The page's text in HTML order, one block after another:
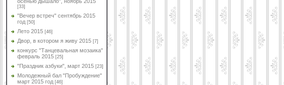
[33]
"Вечер встреч" сентябрь 2015
год [50]
Лето 2015 [46]
Двор, в котором я живу 2015 [7]
конкурс "Танцевальная мозаика"
февраль 2015 [25]
"Праздник азбуки", март 2015 [23]
Молодежный бал "Пробуждение"
март 2015 год [46]